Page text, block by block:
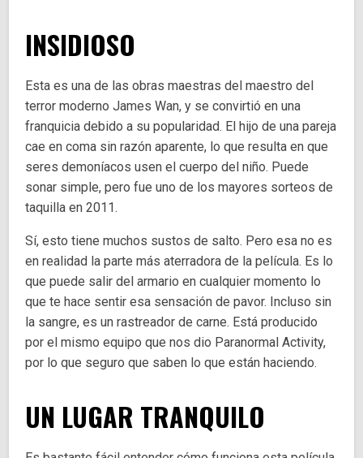
INSIDIOSO
Esta es una de las obras maestras del maestro del
terror moderno James Wan, y se convirtió en una
franquicia debido a su popularidad. El hijo de una pareja
cae en coma sin razón aparente, lo que resulta en que
seres demoníacos usen el cuerpo del niño. Puede
sonar simple, pero fue uno de los mayores sorteos de
taquilla en 2011.
Sí, esto tiene muchos sustos de salto. Pero esa no es
en realidad la parte más aterradora de la película. Es lo
que puede salir del armario en cualquier momento lo
que te hace sentir esa sensación de pavor. Incluso sin
la sangre, es un rastreador de carne. Está producido
por el mismo equipo que nos dio Paranormal Activity,
por lo que seguro que saben lo que están haciendo.
UN LUGAR TRANQUILO